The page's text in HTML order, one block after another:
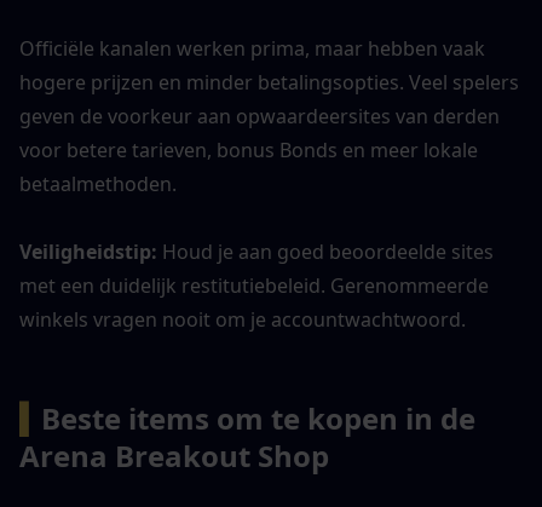
Officiële kanalen werken prima, maar hebben vaak
hogere prijzen en minder betalingsopties. Veel spelers
geven de voorkeur aan opwaardeersites van derden
voor betere tarieven, bonus Bonds en meer lokale
betaalmethoden.
Veiligheidstip: Houd je aan goed beoordeelde sites
met een duidelijk restitutiebeleid. Gerenommeerde
winkels vragen nooit om je accountwachtwoord.
Beste items om te kopen in de
Arena Breakout Shop